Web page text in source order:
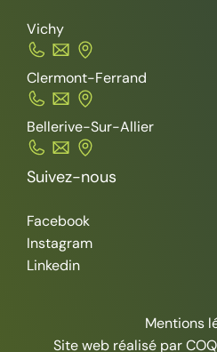
Vichy
Clermont-Ferrand
Bellerive-Sur-Allier
Suivez-nous
Facebook
Instagram
Linkedin
Mentions
Site web réalisé par